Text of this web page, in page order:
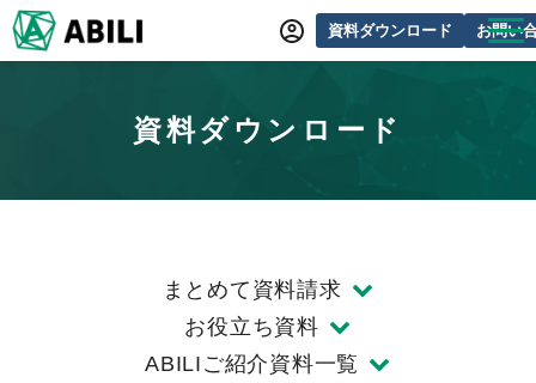
資料ダウンロード お問い
サービス一覧
動画制作事例
セミナー・イベント情報
できるをふやす研究所
資料ダウンロード
まとめて資料請求
お役立ち資料
ABILIご紹介資料一覧